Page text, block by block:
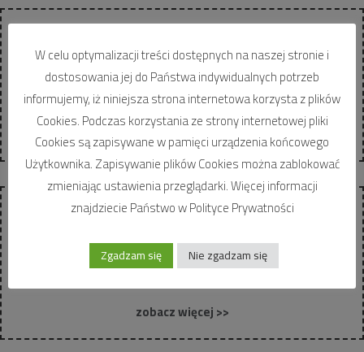
Carporty
Oferujemy Państwu wysokiej jakości Carporty w konstrukcji
stalowej na pojedyncze i podwójne miejsca parkingowe oraz w
zabudowie szeregowej na parkingi masowe …
zobacz więcej >>
Wiaty śmietnikowe
Każdy z nas wielokrotnie przechodził obok przepełnionych
koszy na śmieci przylegających do blaszanych wiat. Ich wygląd
zobacz więcej >>
W celu optymalizacji treści dostępnych na naszej stronie i
dostosowania jej do Państwa indywidualnych potrzeb
informujemy, iż niniejsza strona internetowa korzysta z plików
Cookies. Podczas korzystania ze strony internetowej pliki
Cookies są zapisywane w pamięci urządzenia końcowego
Użytkownika. Zapisywanie plików Cookies można zablokować
zmieniając ustawienia przeglądarki. Więcej informacji
znajdziecie Państwo w Polityce Prywatności
Zgadzam się Nie zgadzam się